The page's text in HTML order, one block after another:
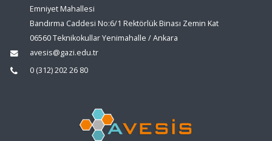
Emniyet Mahallesi
Bandırma Caddesi No:6/1 Rektörlük Binası Zemin Kat
06560 Teknikokullar Yenimahalle / Ankara
avesis@gazi.edu.tr
0 (312) 202 26 80